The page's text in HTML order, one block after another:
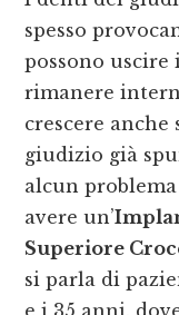
spesso
possono
rimanere
crescere
giudizio già
alcun
avere un’
Superiore
si parla di